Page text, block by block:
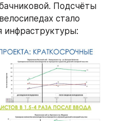
Подсчёты
стало
инфраструктуры: